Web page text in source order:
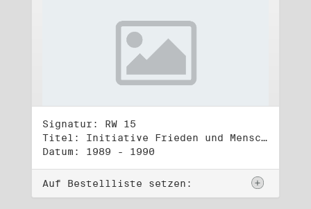
Signatur: RW 15
Titel: Initiative Frieden und Menschenrechte, Veröffentlichungen
Datum: 1989 - 1990
Auf Bestellliste setzen: